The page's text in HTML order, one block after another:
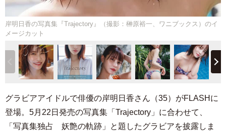
岸明日香の写真集『Trajectory』（撮影：榊原裕一、ワニブックス）のイ
メージカット
グラビアアイドルで俳優の岸明日香さん（35）がFLASHに
登場。5月22日発売の写真集「Trajectory」に合わせて、
「写真集独占 妖艶の軌跡」と題したグラビアを披露しま